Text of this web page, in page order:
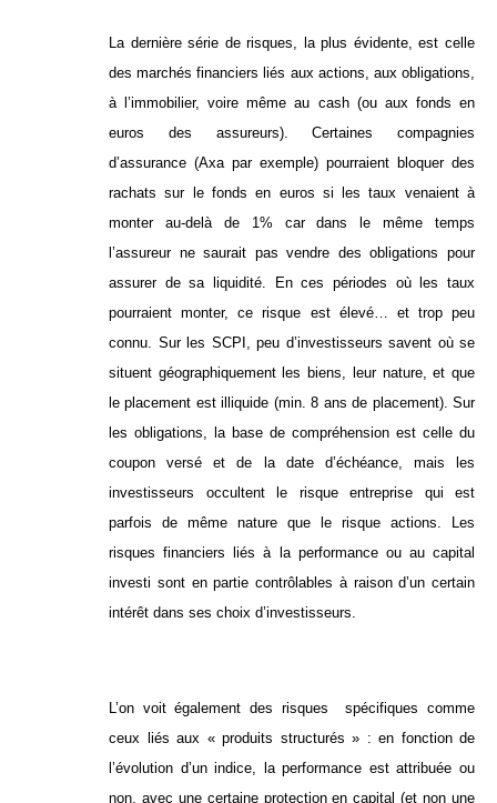
La dernière série de risques, la plus évidente, est celle
des marchés financiers liés aux actions, aux obligations,
à l’immobilier, voire même au cash (ou aux fonds en
euros des assureurs). Certaines compagnies
d’assurance (Axa par exemple) pourraient bloquer des
rachats sur le fonds en euros si les taux venaient à
monter au-delà de 1% car dans le même temps
l’assureur ne saurait pas vendre des obligations pour
assurer de sa liquidité. En ces périodes où les taux
pourraient monter, ce risque est élevé… et trop peu
connu. Sur les SCPI, peu d’investisseurs savent où se
situent géographiquement les biens, leur nature, et que
le placement est illiquide (min. 8 ans de placement). Sur
les obligations, la base de compréhension est celle du
coupon versé et de la date d’échéance, mais les
investisseurs occultent le risque entreprise qui est
parfois de même nature que le risque actions. Les
risques financiers liés à la performance ou au capital
investi sont en partie contrôlables à raison d’un certain
intérêt dans ses choix d’investisseurs.
L’on voit également des risques spécifiques comme
ceux liés aux « produits structurés » : en fonction de
l’évolution d’un indice, la performance est attribuée ou
non, avec une certaine protection en capital (et non une